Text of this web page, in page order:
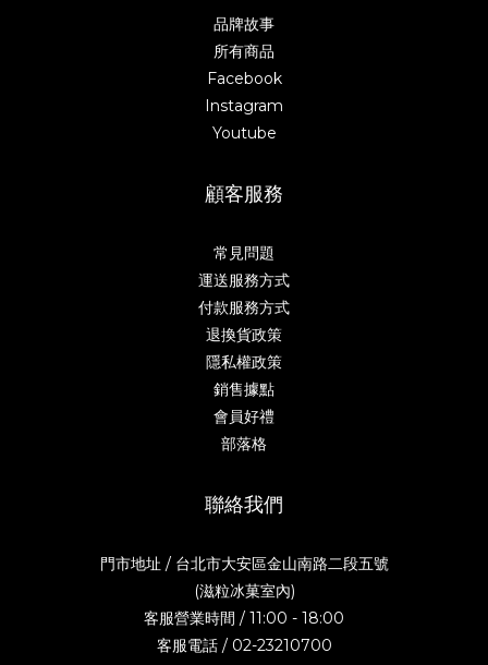
品牌故事
所有商品
Facebook
Instagram
Youtube
顧客服務
常見問題
運送服務方式
付款服務方式
退換貨政策
隱私權政策
銷售據點
會員好禮
部落格
聯絡我們
門市地址 / 台北市大安區金山南路二段五號
(滋粒冰菓室內)
客服營業時間 / 11:00 - 18:00
客服電話 / 02-23210700